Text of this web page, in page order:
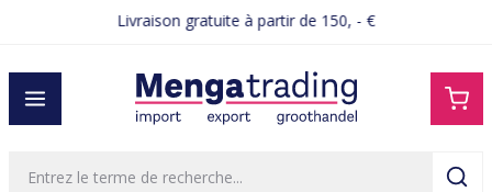
Livraison gratuite à partir de 150, - €